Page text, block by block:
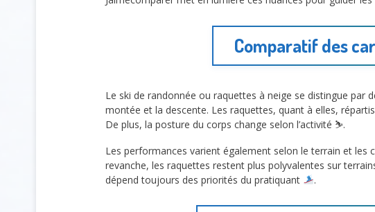
Comparatif des
Le ski de randonnée ou raquettes à neige se distingue par
montée et la descente. Les raquettes, quant à elles,
De plus, la posture du corps change selon l’activité ⛷️.
Les performances varient également selon le terrain et les
revanche, les raquettes restent plus polyvalentes sur
dépend toujours des priorités du pratiquant
.